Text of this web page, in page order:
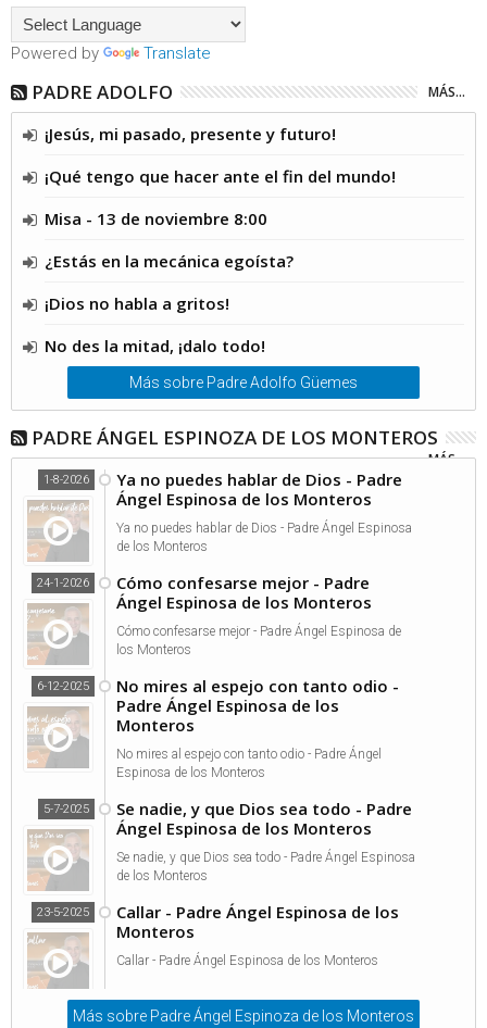
Powered by Translate
PADRE ADOLFO MÁS...
¡Jesús, mi pasado, presente y futuro!
¡Qué tengo que hacer ante el fin del mundo!
Misa - 13 de noviembre 8:00
¿Estás en la mecánica egoísta?
¡Dios no habla a gritos!
No des la mitad, ¡dalo todo!
Más sobre Padre Adolfo Güemes
PADRE ÁNGEL ESPINOZA DE LOS MONTEROS
MÁS...
Ya no puedes hablar de Dios - Padre
Ángel Espinosa de los Monteros
1-8-2026
Ya no puedes hablar de Dios - Padre Ángel Espinosa
de los Monteros
Cómo confesarse mejor - Padre
Ángel Espinosa de los Monteros
24-1-2026
Cómo confesarse mejor - Padre Ángel Espinosa de
los Monteros
No mires al espejo con tanto odio -
Padre Ángel Espinosa de los
Monteros
6-12-2025
No mires al espejo con tanto odio - Padre Ángel
Espinosa de los Monteros
Se nadie, y que Dios sea todo - Padre
Ángel Espinosa de los Monteros
5-7-2025
Se nadie, y que Dios sea todo - Padre Ángel Espinosa
de los Monteros
Callar - Padre Ángel Espinosa de los
Monteros
23-5-2025
Callar - Padre Ángel Espinosa de los Monteros
Más sobre Padre Ángel Espinoza de los Monteros